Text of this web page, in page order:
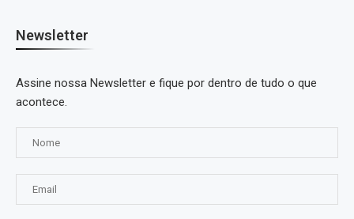
Newsletter
Assine nossa Newsletter e fique por dentro de tudo o que
acontece.